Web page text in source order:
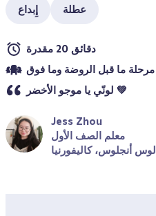
إِبداع عطلة
دقائق 20 مقدرة
مرحلة ما قبل الروضة وما فوق
لونّي يا موجو الأخضر 💚
Jess Zhou
معلم الصف الأول
لوس أنجلوس، كاليفورنيا